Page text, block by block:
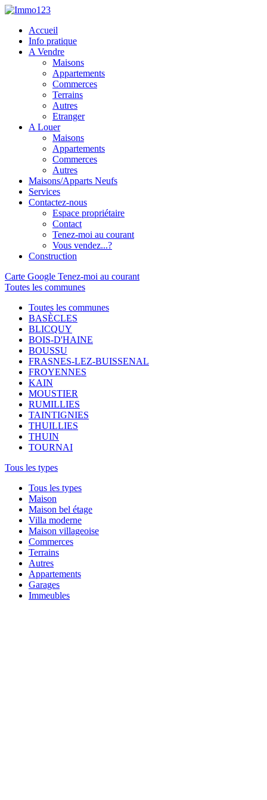
Accueil
Info pratique
A Vendre
Maisons
Appartements
Commerces
Terrains
Autres
Etranger
A Louer
Maisons
Appartements
Commerces
Autres
Maisons/Apparts Neufs
Services
Contactez-nous
Espace propriétaire
Contact
Tenez-moi au courant
Vous vendez...?
Construction
Carte Google Tenez-moi au courant
Toutes les communes
Toutes les communes
BASÈCLES
BLICQUY
BOIS-D'HAINE
BOUSSU
FRASNES-LEZ-BUISSENAL
FROYENNES
KAIN
MOUSTIER
RUMILLIES
TAINTIGNIES
THUILLIES
THUIN
TOURNAI
Tous les types
Tous les types
Maison
Maison bel étage
Villa moderne
Maison villageoise
Commerces
Terrains
Autres
Appartements
Garages
Immeubles